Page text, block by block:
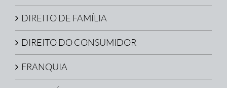
DIREITO DE FAMÍLIA
DIREITO DO CONSUMIDOR
FRANQUIA